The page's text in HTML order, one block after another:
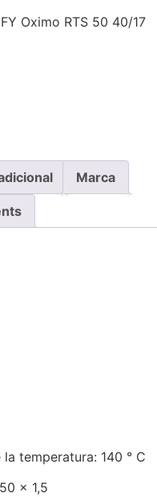
Oximo RTS 50 40/17
Marca
temperatura: 140 ° C
x 1,5